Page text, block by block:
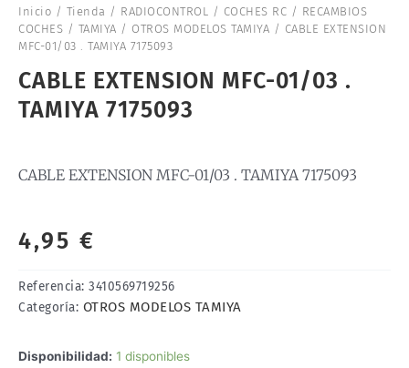
Inicio / Tienda / RADIOCONTROL / COCHES RC / RECAMBIOS
COCHES / TAMIYA / OTROS MODELOS TAMIYA / CABLE EXTENSION
MFC-01/03 . TAMIYA 7175093
CABLE EXTENSION MFC-01/03 .
TAMIYA 7175093
CABLE EXTENSION MFC-01/03 . TAMIYA 7175093
4,95 €
Referencia: 3410569719256
Categoría: OTROS MODELOS TAMIYA
Disponibilidad: 1 disponibles
CABLE